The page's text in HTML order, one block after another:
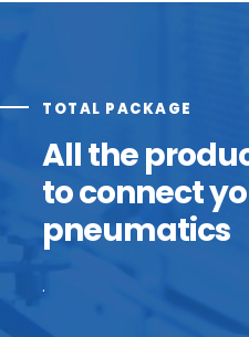
TOTAL PACKAGE
All the
to connect
pneumatics
.